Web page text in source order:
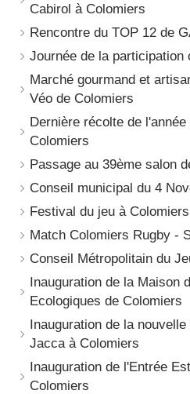
Cabirol à Colomiers
Rencontre du TOP 12 de
Journée de la participation
Marché gourmand et
Véo de Colomiers
Dernière récolte de
Colomiers
Passage au 39ème salon
Conseil municipal du 4
Festival du jeu à Colomiers
Match Colomiers Rugby -
Conseil Métropolitain du
Inauguration de la Maison
Ecologiques de Colomiers
Inauguration de la
Jacca à Colomiers
Inauguration de l'Entrée
Colomiers